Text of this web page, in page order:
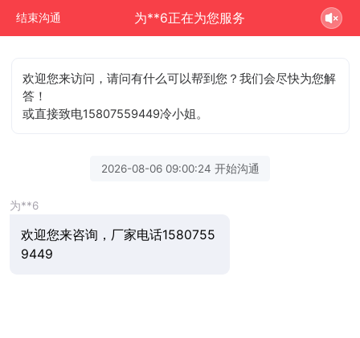
结束沟通 为**6正在为您服务
欢迎您来访问，请问有什么可以帮到您？我们会尽快为您解
答！
或直接致电15807559449冷小姐。
2026-08-06 09:00:24 开始沟通
为**6
欢迎您来咨询，厂家电话1580755
9449